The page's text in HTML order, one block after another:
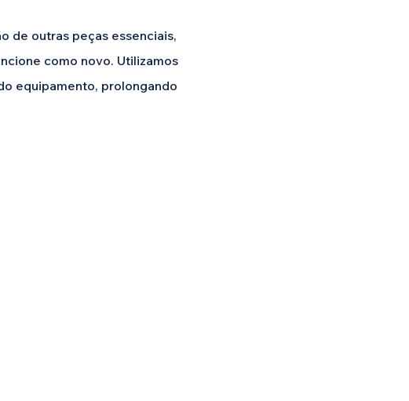
de outras peças essenciais,
como novo. Utilizamos
equipamento, prolongando